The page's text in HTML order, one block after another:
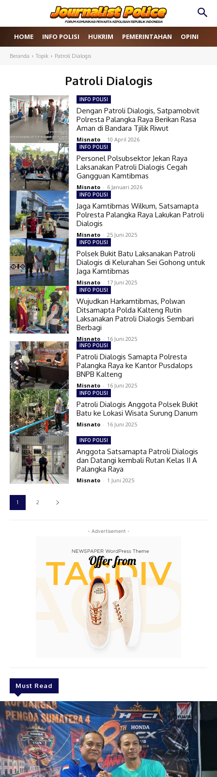
HOME INFO POLISI HUKRIM PEMERINTAHAN OPINI
Beranda Topik Patroli Dialogis
Patroli Dialogis
- Advertisement -
Must Read
INFO POLISI
Dengan Patroli Dialogis, Satpamobvit
Polresta Palangka Raya Berikan Rasa
Aman di Bandara Tjilik Riwut
Misnato - 10 April 2026
INFO POLISI
Personel Polsubsektor Jekan Raya
Laksanakan Patroli Dialogis Cegah
Gangguan Kamtibmas
Misnato - 6 Januari 2026
INFO POLISI
Jaga Kamtibmas Wilkum, Satsamapta
Polresta Palangka Raya Lakukan Patroli
Dialogis
Misnato - 25 Juni 2025
INFO POLISI
Polsek Bukit Batu Laksanakan Patroli
Dialogis di Kelurahan Sei Gohong untuk
Jaga Kamtibmas
Misnato - 17 Juni 2025
INFO POLISI
Wujudkan Harkamtibmas, Polwan
Ditsamapta Polda Kalteng Rutin
Laksanakan Patroli Dialogis Sembari
Berbagi
Misnato - 16 Juni 2025
INFO POLISI
Patroli Dialogis Samapta Polresta
Palangka Raya ke Kantor Pusdalops
BNPB Kalteng
Misnato - 16 Juni 2025
INFO POLISI
Patroli Dialogis Anggota Polsek Bukit
Batu ke Lokasi Wisata Surung Danum
Misnato - 16 Juni 2025
INFO POLISI
Anggota Satsamapta Patroli Dialogis
dan Datangi kembali Rutan Kelas II A
Palangka Raya
Misnato - 1 Juni 2025
1 2